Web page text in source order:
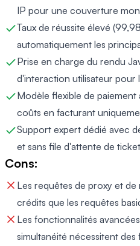
IP pour une couverture
Taux de réussite élevé
automatiquement les
Prise en charge du rendu
d'interaction utilisateur pour
Modèle flexible de paiement
coûts en facturant
Support expert dédié avec
et sans file d'attente de
Cons:
Les requêtes de proxy et
crédits que les requêtes
Les fonctionnalités
simultanéité nécessitent